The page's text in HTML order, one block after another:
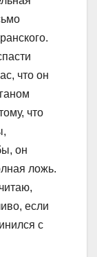
что он
что
он
ложь.
если
с